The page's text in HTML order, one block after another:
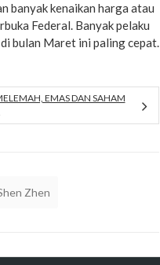
banyak kenaikan harga atau
Federal. Banyak pelaku
di bulan Maret ini paling cepat.
EMAS DAN SAHAM
Zhen